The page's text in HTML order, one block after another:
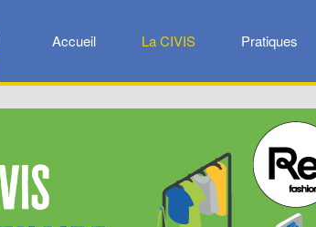
Accueil La CIVIS Pratiques